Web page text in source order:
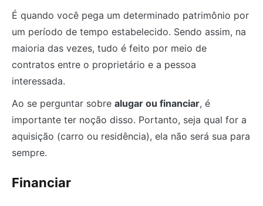
É quando você pega um determinado patrimônio por
um período de tempo estabelecido. Sendo assim, na
maioria das vezes, tudo é feito por meio de
contratos entre o proprietário e a pessoa
interessada.
Ao se perguntar sobre alugar ou financiar, é
importante ter noção disso. Portanto, seja qual for a
aquisição (carro ou residência), ela não será sua para
sempre.
Financiar